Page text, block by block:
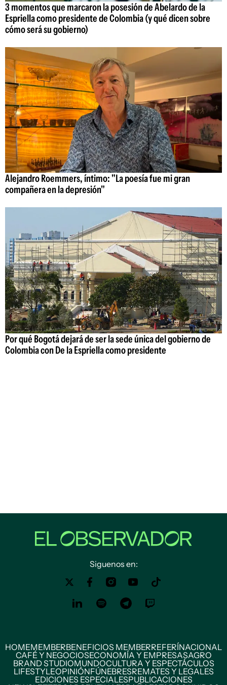
3 momentos que marcaron la posesión de Abelardo de la
Espriella como presidente de Colombia (y qué dicen sobre
cómo será su gobierno)
Alejandro Roemmers, íntimo: "La poesía fue mi gran
compañera en la depresión"
Por qué Bogotá dejará de ser la sede única del gobierno de
Colombia con De la Espriella como presidente
Siguenos en:
HOMEMEMBERBENEFICIOS MEMBERREFERÍNACIONAL
CAFÉ Y NEGOCIOSECONOMÍA Y EMPRESASAGRO
BRAND STUDIOMUNDOCULTURA Y ESPECTÁCULOS
LIFESTYLEOPINIÓNFÚNEBRESREMATES Y LEGALES
EDICIONES ESPECIALESPUBLICACIONES